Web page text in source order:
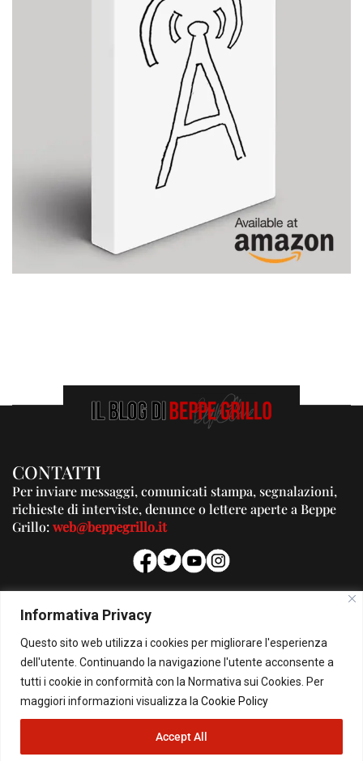
Informativa Privacy
Questo sito web utilizza i cookies per migliorare l'esperienza
dell'utente. Continuando la navigazione l'utente acconsente a
tutti i cookie in conformità con la Normativa sui Cookies. Per
maggiori informazioni visualizza la Cookie Policy
Accept All
CONTATTI
Per inviare messaggi, comunicati stampa, segnalazioni,
richieste di interviste, denunce o lettere aperte a Beppe
Grillo:web@beppegrillo.it
PUBBLICITA'
Per la tua pubblicità su questo Blog:
pubblicita@beppegrillo.it
HOMEPAGE COOKIE POLICY PRIVACY POLICY CONTATTI
© Copyright 2026 - Il Blog di Beppe Grillo. All Rights Reserved - Powered by
happygrafic.com